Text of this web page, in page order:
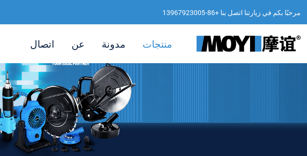
مرحبًا بكم في زيارتنا اتصل بنا +86-13967923005
منتجات مدونة عن اتصال